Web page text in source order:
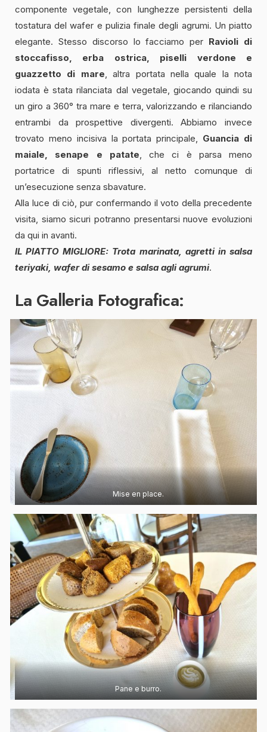
componente vegetale, con lunghezze persistenti della
tostatura del wafer e pulizia finale degli agrumi. Un piatto
elegante. Stesso discorso lo facciamo per Ravioli di
stoccafisso, erba ostrica, piselli verdone e
guazzetto di mare, altra portata nella quale la nota
iodata è stata rilanciata dal vegetale, giocando quindi su
un giro a 360° tra mare e terra, valorizzando e rilanciando
entrambi da prospettive divergenti. Abbiamo invece
trovato meno incisiva la portata principale, Guancia di
maiale, senape e patate, che ci è parsa meno
portatrice di spunti riflessivi, al netto comunque di
un’esecuzione senza sbavature.
Alla luce di ciò, pur confermando il voto della precedente
visita, siamo sicuri potranno presentarsi nuove evoluzioni
da qui in avanti.
IL PIATTO MIGLIORE: Trota marinata, agretti in salsa
teriyaki, wafer di sesamo e salsa agli agrumi.
La Galleria Fotografica:
Mise en place.
Pane e burro.